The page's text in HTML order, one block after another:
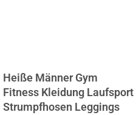
Heiße Männer Gym
Fitness Kleidung Laufsport
Strumpfhosen Leggings